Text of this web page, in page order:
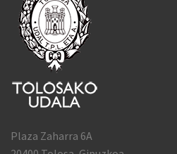
Plaza Zaharra 6A